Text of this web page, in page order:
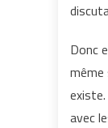
Donc
même
avec